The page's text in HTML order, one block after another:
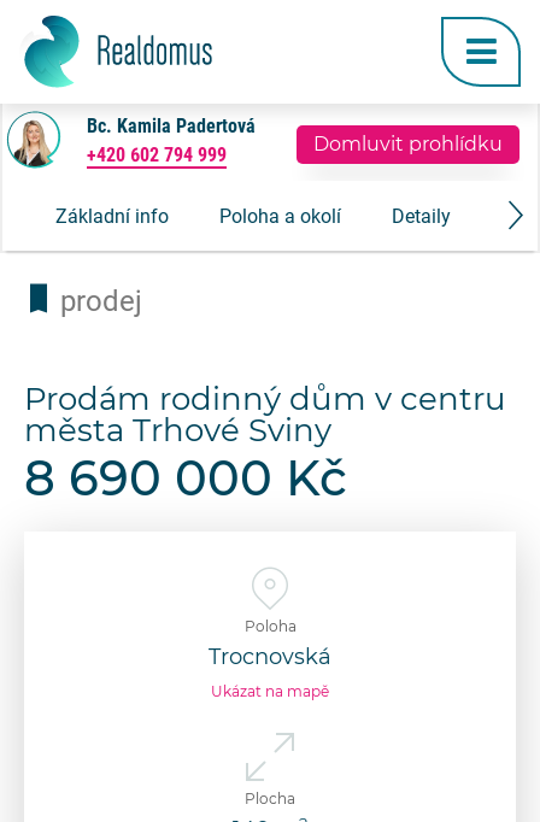
Základní info Poloha a okolí Detaily
Bc. Kamila Padertová
+420 602 794 999
Domluvit prohlídku
prodej
Prodám rodinný dům v centru
města Trhové Sviny
8 690 000 Kč
Poloha
Trocnovská
Ukázat na mapě
Plocha